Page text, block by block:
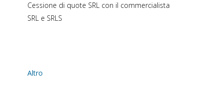
Cessione di quote SRL con il commercialista
SRL e SRLS
Altro